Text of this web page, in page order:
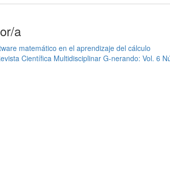
a
matemático en el aprendizaje del cálculo
Científica Multidisciplinar G-nerando: Vol. 6